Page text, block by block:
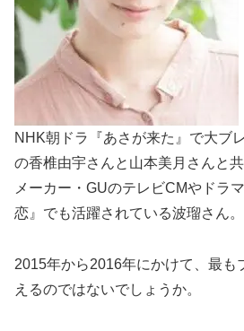
NHK朝ドラ『あさが来た』で大ブ
の香椎由宇さんと山本美月さんと
メーカー・GUのテレビCMやドラ
恋』でも活躍されている波瑠さん。
2015年から2016年にかけて、最も
えるのではないでしょうか。